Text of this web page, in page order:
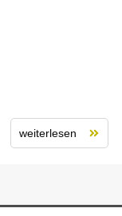
weiterlesen